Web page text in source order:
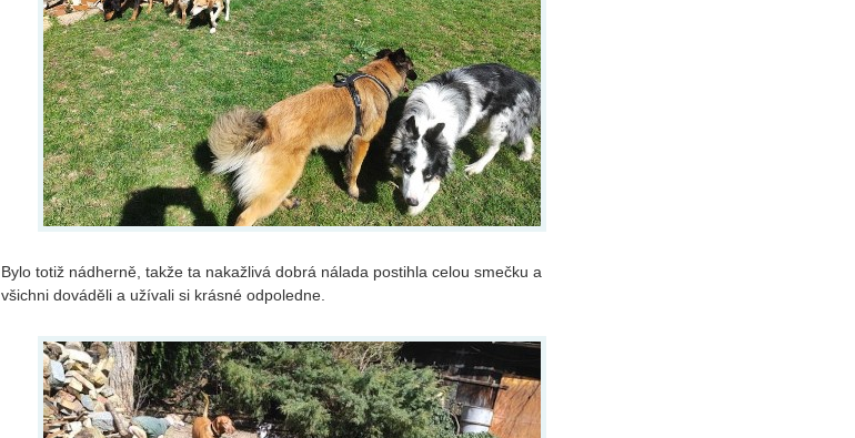
Bylo totiž nádherně, takže ta nakažlivá dobrá nálada postihla celou smečku a
všichni dováděli a užívali si krásné odpoledne.